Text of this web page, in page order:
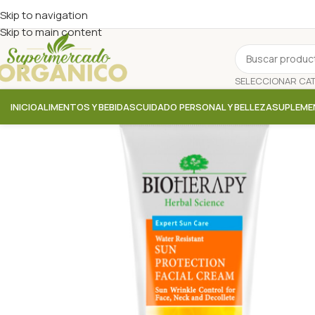
Skip to navigation
Skip to main content
INICIOALIMENTOS Y BEBIDASCUIDADO PERSONAL Y BELLEZA